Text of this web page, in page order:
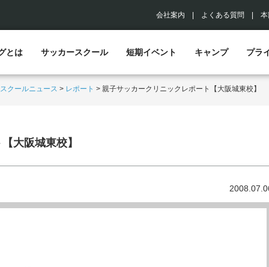
会社案内 よくある質問
とは サッカースクール 短期イベント キャンプ プラ
スクールニュース > レポート > 親子サッカークリニックレポート【大阪城東校】
大阪城東校】